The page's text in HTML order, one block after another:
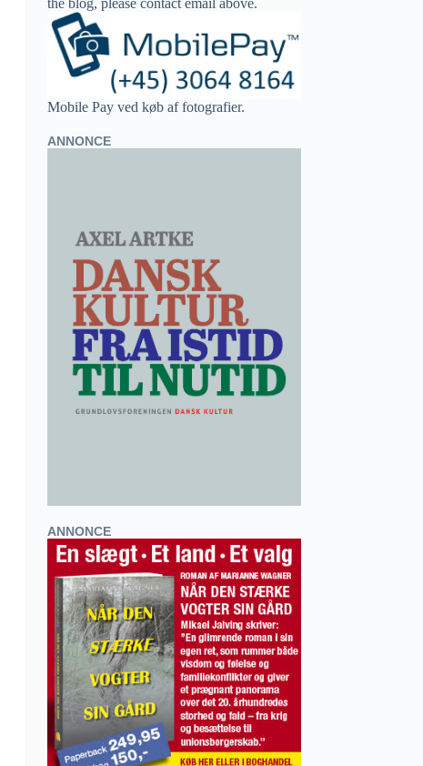
the blog, please contact email above.
Mobile Pay ved køb af fotografier.
ANNONCE
ANNONCE